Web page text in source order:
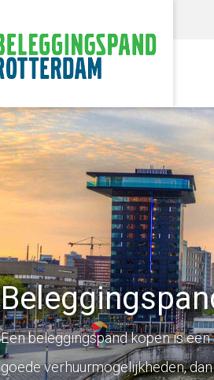
Een beleggingspand kopen is
goede verhuurmogelijkheden,